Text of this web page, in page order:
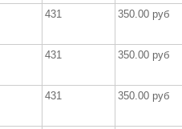
431 350.00 руб
431 350.00 руб
431 350.00 руб